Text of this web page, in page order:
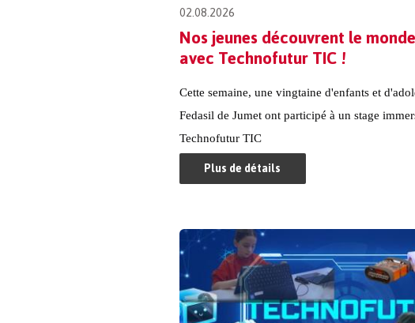
02.08.2026
Nos jeunes découvrent le
avec Technofutur TIC !
Cette semaine, une vingtaine d'enfants et
Fedasil de Jumet ont participé à un stage
Technofutur TIC
Plus de détails